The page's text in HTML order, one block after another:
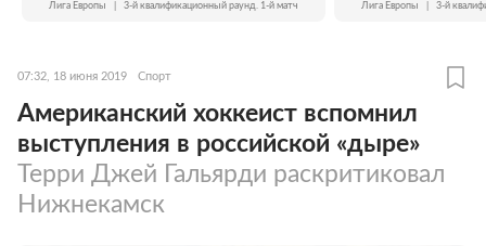
Лига Европы 3-й квалификационный раунд. 1-й матч Лига Европы 3-й
07:32, 18 июня 2019 Спорт
Американский хоккеист вспомнил
выступления в российской «дыре»
Терри Джей Гальярди раскритиковал
Нижнекамск